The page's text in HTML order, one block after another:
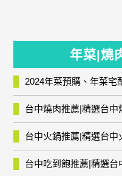
年菜|燒
台中燒肉推薦|精選台中
台中吃到飽推薦|精選